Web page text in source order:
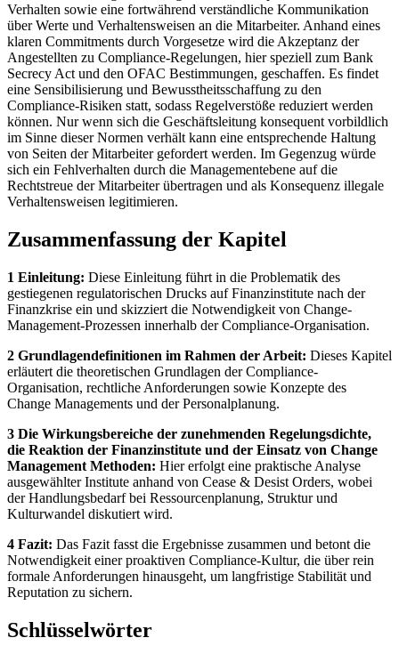
Verhalten sowie eine fortwährend verständliche Kommunikation
über Werte und Verhaltensweisen an die Mitarbeiter. Anhand eines
klaren Commitments durch Vorgesetze wird die Akzeptanz der
Angestellten zu Compliance-Regelungen, hier speziell zum Bank
Secrecy Act und den OFAC Bestimmungen, geschaffen. Es findet
eine Sensibilisierung und Bewusstheitsschaffung zu den
Compliance-Risiken statt, sodass Regelverstöße reduziert werden
können. Nur wenn sich die Geschäftsleitung konsequent vorbildlich
im Sinne dieser Normen verhält kann eine entsprechende Haltung
von Seiten der Mitarbeiter gefordert werden. Im Gegenzug würde
sich ein Fehlverhalten durch die Managementebene auf die
Rechtstreue der Mitarbeiter übertragen und als Konsequenz illegale
Verhaltensweisen legitimieren.
Zusammenfassung der Kapitel
1 Einleitung: Diese Einleitung führt in die Problematik des
gestiegenen regulatorischen Drucks auf Finanzinstitute nach der
Finanzkrise ein und skizziert die Notwendigkeit von Change-
Management-Prozessen innerhalb der Compliance-Organisation.
2 Grundlagendefinitionen im Rahmen der Arbeit: Dieses Kapitel
erläutert die theoretischen Grundlagen der Compliance-
Organisation, rechtliche Anforderungen sowie Konzepte des
Change Managements und der Personalplanung.
3 Die Wirkungsbereiche der zunehmenden Regelungsdichte,
die Reaktion der Finanzinstitute und der Einsatz von Change
Management Methoden: Hier erfolgt eine praktische Analyse
ausgewählter Institute anhand von Cease & Desist Orders, wobei
der Handlungsbedarf bei Ressourcenplanung, Struktur und
Kulturwandel diskutiert wird.
4 Fazit: Das Fazit fasst die Ergebnisse zusammen und betont die
Notwendigkeit einer proaktiven Compliance-Kultur, die über rein
formale Anforderungen hinausgeht, um langfristige Stabilität und
Reputation zu sichern.
Schlüsselwörter